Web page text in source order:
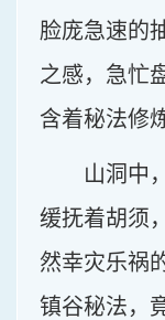
脸庞急速的
之感，急忙
含着秘法修
山洞中
缓抚着胡须
然幸灾乐祸
镇谷秘法，